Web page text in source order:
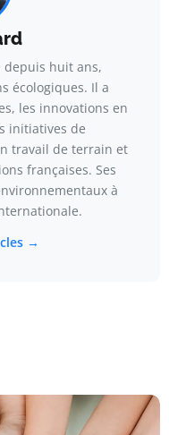
depuis huit ans,
écologiques. Il a
les innovations en
initiatives de
travail de terrain et
françaises. Ses
à
→